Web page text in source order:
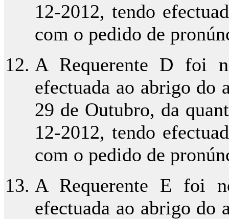
12-2012, tendo
com o pedido de
A Requerente D foi
efectuada ao abrigo do
29 de Outubro, da
12-2012, tendo
com o pedido de
A Requerente E foi
efectuada ao abrigo do